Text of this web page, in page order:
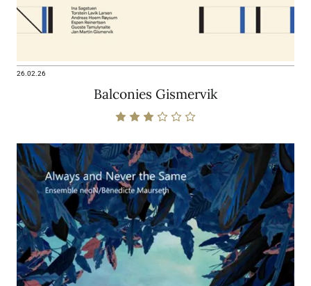
26.02.26
Balconies Gismervik